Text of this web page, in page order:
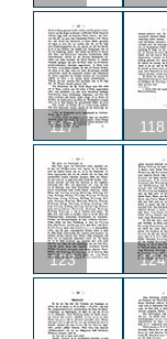
117 118
123 124